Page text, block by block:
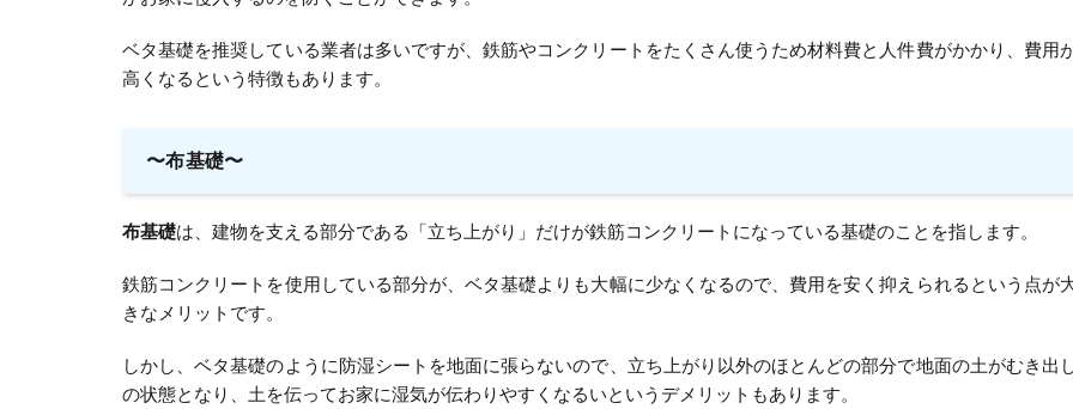
ベタ基礎を推奨している業者は多いですが、鉄筋やコンクリートをたくさん使うため材料費と人件費がかかり、費用
高くなるという特徴もあります。
〜布基礎〜
布基礎は、建物を支える部分である「立ち上がり」だけが鉄筋コンクリートになっている基礎のことを指します。
鉄筋コンクリートを使用している部分が、ベタ基礎よりも大幅に少なくなるので、費用を安く抑えられるという点が
きなメリットです。
しかし、ベタ基礎のように防湿シートを地面に張らないので、立ち上がり以外のほとんどの部分で地面の土がむき出
の状態となり、土を伝ってお家に湿気が伝わりやすくなるいというデメリットもあります。